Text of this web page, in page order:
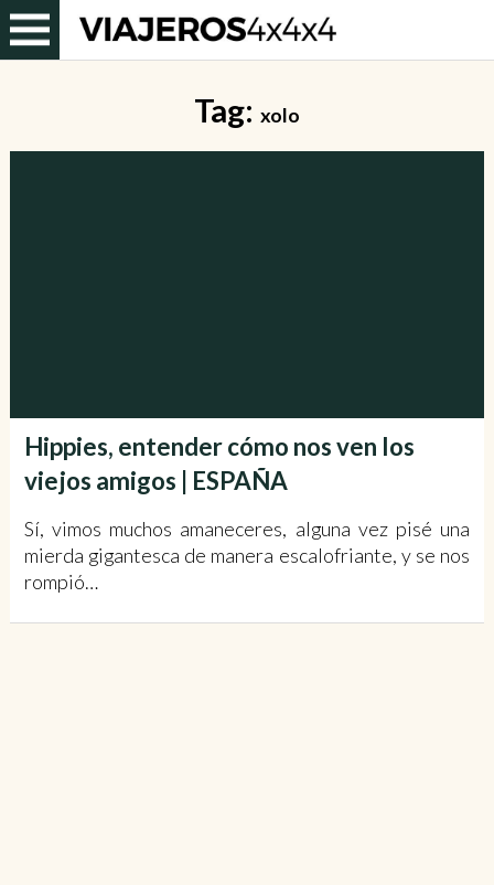
Tag: xolo
Hippies, entender cómo nos ven los
viejos amigos | ESPAÑA
Sí, vimos muchos amaneceres, alguna vez pisé una
mierda gigantesca de manera escalofriante, y se nos
rompió…